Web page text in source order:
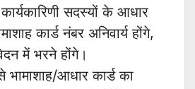
सदस्यों के आधार
कार्ड नंबर अनिवार्य होंगे,
में भरने होंगे।
आधार कार्ड का